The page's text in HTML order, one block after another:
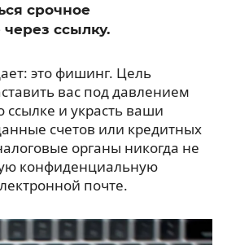
срочное
ссылку.
это фишинг. Цель
вас под давлением
ссылке и украсть ваши
счетов или кредитных
органы никогда не
конфиденциальную
почте.